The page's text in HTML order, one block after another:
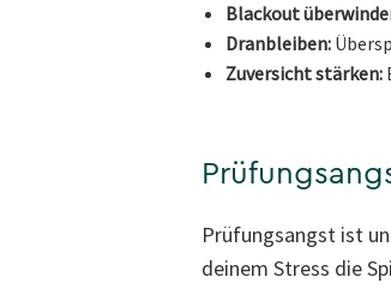
Blackout
Dranbleiben:
Zuversicht stärken:
Prüfungsangst ist
deinem Stress die